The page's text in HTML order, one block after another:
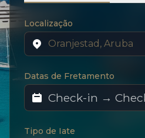
Localização
Datas de Fretamento
Tipo de Iate